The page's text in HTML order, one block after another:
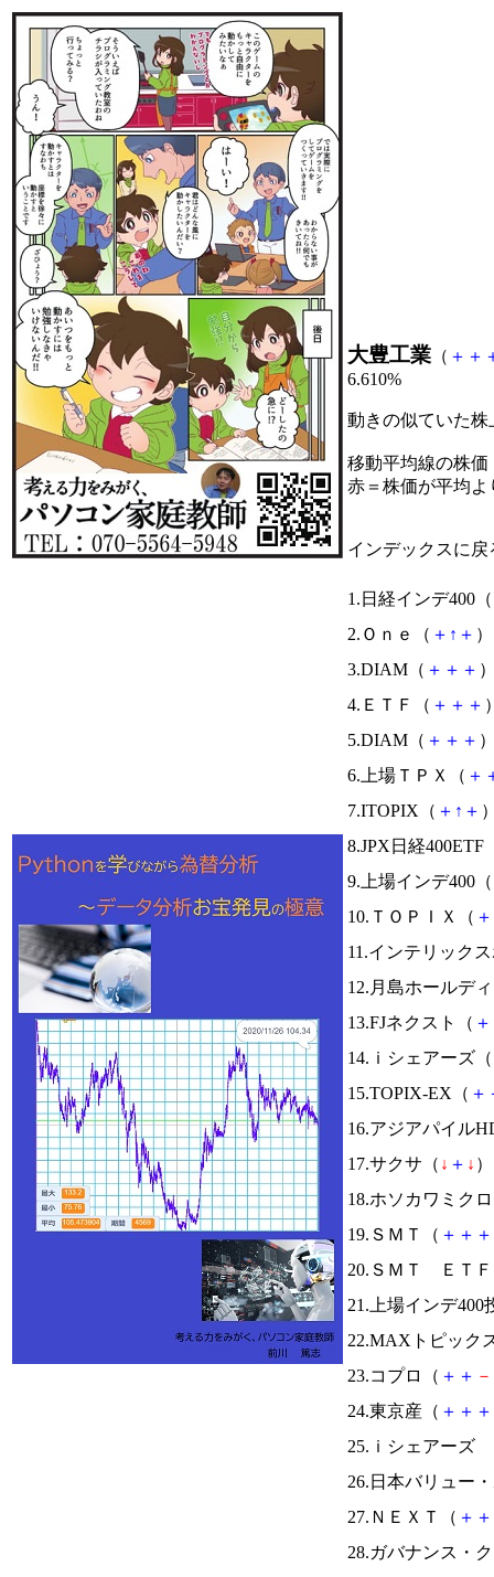
大豊工業 （ ＋ ＋
6.610%
動きの似ていた
移動平均線の株価
赤＝株価が平均
インデックスに戻
1.日経インデ400（
2.Ｏｎｅ（ ＋ ↑ ＋
3.DIAM（ ＋ ＋ ＋
4.ＥＴＦ（ ＋ ＋ ＋
5.DIAM（ ＋ ＋ ＋
6.上場ＴＰＸ（ ＋
7.ITOPIX（ ＋ ↑ ＋
8.JPX日経400ETF
9.上場インデ400（
10.ＴＯＰＩＸ（ ＋
11.インテリック
12.月島ホールデ
13.FJネクスト（ ＋
14.ｉシェアーズ（
15.TOPIX-EX（ ＋
16.アジアパイル
17.サクサ（ ↓ ＋ ↓
18.ホソカワミク
19.ＳＭＴ（ ＋ ＋ ＋
20.ＳＭＴ ＥＴＦ
21.上場インデ400
22.MAXトピック
23.コプロ（ ＋ ＋ －
24.東京産（ ＋ ＋ ＋
25.ｉシェアーズ
26.日本バリュー
27.ＮＥＸＴ（ ＋ ＋
28.ガバナンス・